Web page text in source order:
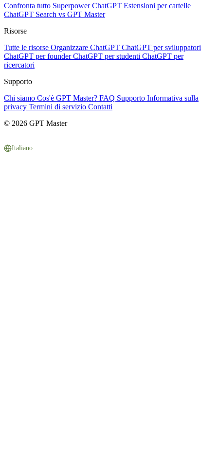
Confronta tutto Superpower ChatGPT Estensioni per cartelle
ChatGPT Search vs GPT Master
Risorse
Tutte le risorse Organizzare ChatGPT ChatGPT per sviluppatori
ChatGPT per founderChatGPT per studenti ChatGPT per
ricercatori
Supporto
Chi siamo Cos'è GPT Master? FAQ Supporto Informativa sulla
privacy Termini di servizio Contatti
© 2026 GPT Master
Italiano